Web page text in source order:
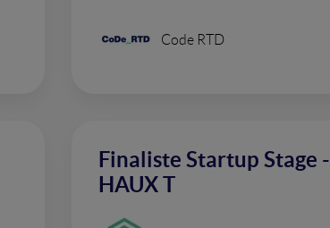
Code RTD
Finaliste Startup Stage -
HAUX T